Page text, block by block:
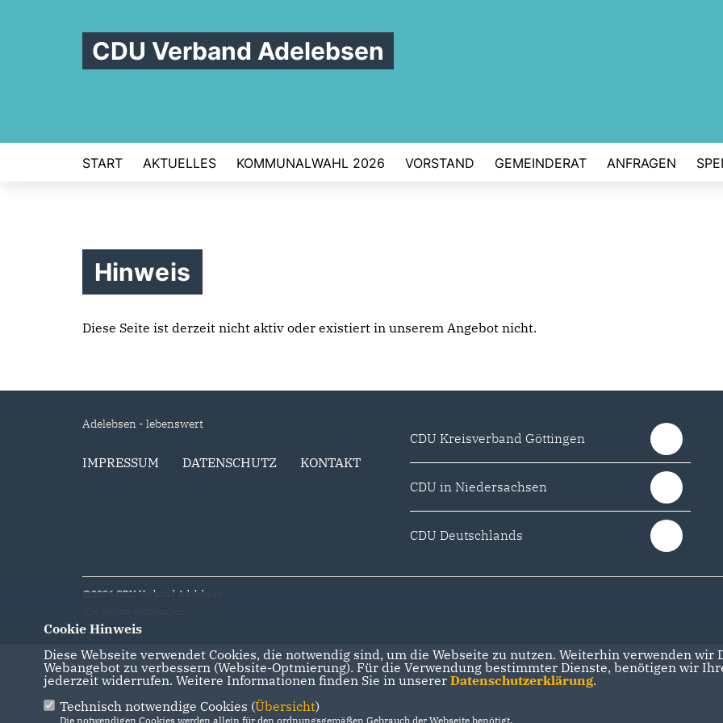
CDU Verband Adelebsen
START AKTUELLES KOMMUNALWAHL 2026 VORSTAND GEMEINDERAT ANFRAGEN
Hinweis
Diese Seite ist derzeit nicht aktiv oder existiert in unserem Angebot nicht.
Adelebsen - lebenswert
IMPRESSUM DATENSCHUTZ KONTAKT
CDU Kreisverband Göttingen
CDU in Niedersachsen
CDU Deutschlands
@2026 CDU Verband Adelebsen
Cookie Hinweis
Diese Webseite verwendet Cookies, die notwendig sind, um die Webseite zu nutzen. Weiterhin verwenden
Webangebot zu verbessern (Website-Optmierung). Für die Verwendung bestimmter Dienste, benötigen wir
jederzeit widerrufen. Weitere Informationen finden Sie in unserer Datenschutzerklärung.
Technisch notwendige Cookies (Übersicht)
Die notwendigen Cookies werden allein für den ordnungsgemäßen Gebrauch der Webseite benötigt.